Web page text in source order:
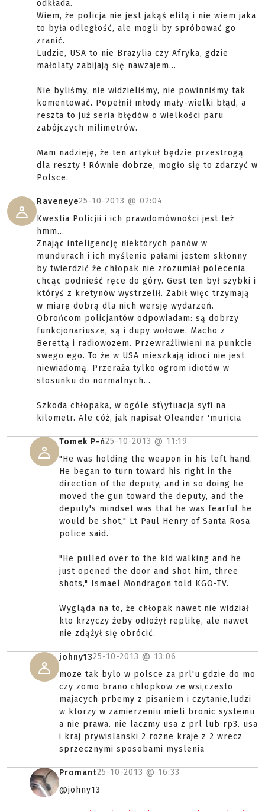
odkłada.
Wiem, że policja nie jest jakąś elitą i nie wiem jaka
to była odległość, ale mogli by spróbować go
zranić.
Ludzie, USA to nie Brazylia czy Afryka, gdzie
małolaty zabijają się nawzajem...
Nie byliśmy, nie widzieliśmy, nie powinniśmy tak
komentować. Popełnił młody mały-wielki błąd, a
reszta to już seria błędów o wielkości paru
zabójczych milimetrów.
Mam nadzieję, że ten artykuł będzie przestrogą
dla reszty ! Równie dobrze, mogło się to zdarzyć w
Polsce.
Raveneye25-10-2013 @ 02:04
Kwestia Policjii i ich prawdomówności jest też
hmm...
Znając inteligencję niektórych panów w
mundurach i ich myślenie pałami jestem skłonny
by twierdzić że chłopak nie zrozumiał polecenia
chcąc podnieść ręce do góry. Gest ten był szybki i
któryś z kretynów wystrzelił. Zabił więc trzymają
w miarę dobrą dla nich wersję wydarzeń.
Obrońcom policjantów odpowiadam: są dobrzy
funkcjonariusze, są i dupy wołowe. Macho z
Berettą i radiowozem. Przewrażliwieni na punkcie
swego ego. To że w USA mieszkają idioci nie jest
niewiadomą. Przeraża tylko ogrom idiotów w
stosunku do normalnych...
Szkoda chłopaka, w ogóle st\ytuacja syfi na
kilometr. Ale cóż, jak napisał Oleander 'muricia
Tomek P-ń25-10-2013 @ 11:19
"He was holding the weapon in his left hand.
He began to turn toward his right in the
direction of the deputy, and in so doing he
moved the gun toward the deputy, and the
deputy's mindset was that he was fearful he
would be shot," Lt Paul Henry of Santa Rosa
police said.
"He pulled over to the kid walking and he
just opened the door and shot him, three
shots," Ismael Mondragon told KGO-TV.
Wygląda na to, że chłopak nawet nie widział
kto krzyczy żeby odłożył replikę, ale nawet
nie zdążył się obrócić.
johny1325-10-2013 @ 13:06
moze tak bylo w polsce za prl'u gdzie do mo
czy zomo brano chlopkow ze wsi,czesto
majacych prbemy z pisaniem i czytanie,ludzi
w ktorzy w zamierzeniu mieli bronic systemu
a nie prawa. nie laczmy usa z prl lub rp3. usa
i kraj prywislanski 2 rozne kraje z 2 wrecz
sprzecznymi sposobami myslenia
Promant25-10-2013 @ 16:33
@johny13